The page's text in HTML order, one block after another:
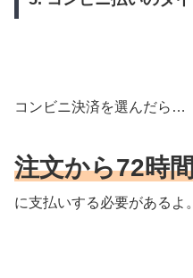
コンビニ決済を選んだら…
注文から72時
に支払いする必要があるよ。